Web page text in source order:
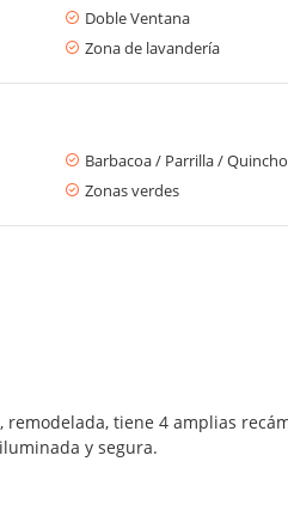
Doble Ventana
Zona de lavandería
Barbacoa / Parrilla / Quincho
Zonas verdes
tiene 4 amplias
y segura.